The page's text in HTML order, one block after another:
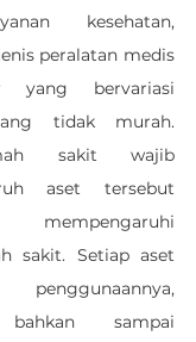
kesehatan,
peralatan medis
yang bervariasi
tidak murah.
sakit wajib
aset tersebut
sakit. Setiap aset
bahkan sampai